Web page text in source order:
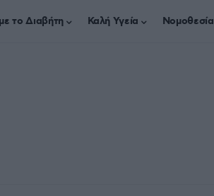
το Διαβήτη Καλή Υγεία Νομοθεσία